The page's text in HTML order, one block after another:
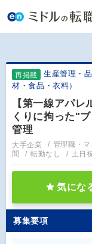
再掲載
生産管理・
材・食品・衣料）
【第一線アパ
くりに拘った"
管理
大手企業 管理職・
問
転勤なし 土日
気にな
募集要項